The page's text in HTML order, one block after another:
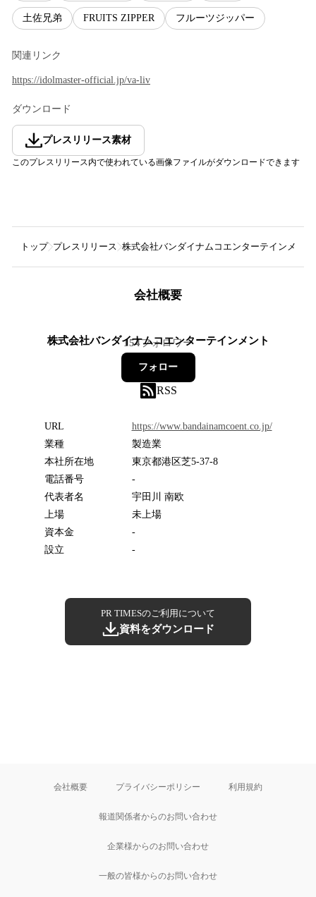
土佐兄弟 FRUITS ZIPPER フルーツジッパー
関連リンク
https://idolmaster-official.jp/va-liv
ダウンロード
プレスリリース素材
このプレスリリース内で使われている画像ファイルがダウンロードできます
トップ プレスリリース 株式会社バンダイナムコエンターテインメント
会社概要
株式会社バンダイナムコエンターテインメント
154フォロワー
フォロー
RSS
URL
https://www.bandainamcoent.co.jp/
業種
製造業
本社所在地
東京都港区芝5-37-8
電話番号
-
代表者名
宇田川 南欧
上場
未上場
資本金
-
設立
-
PR TIMESのご利用について
資料をダウンロード
会社概要 プライバシーポリシー 利用規約
報道関係者からのお問い合わせ
企業様からのお問い合わせ
一般の皆様からのお問い合わせ